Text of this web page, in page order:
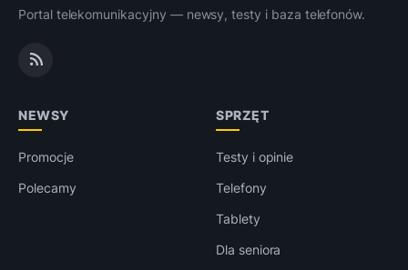
Portal telekomunikacyjny — newsy, testy i baza telefonów.
NEWSY
Promocje
Polecamy
SPRZĘT
Testy i opinie
Telefony
Tablety
Dla seniora